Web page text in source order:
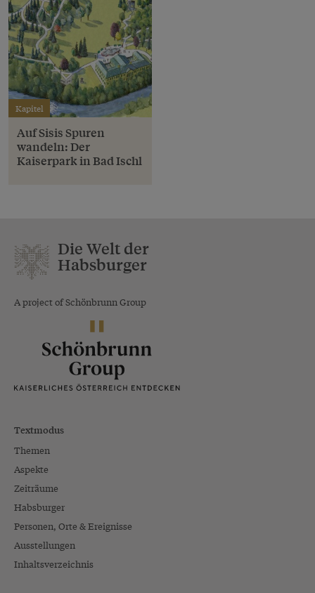
Kapitel
Auf Sisis Spuren
wandeln: Der
Kaiserpark in Bad Ischl
Die Welt der
Habsburger
A project of Schönbrunn Group
Textmodus
Themen
Aspekte
Zeiträume
Habsburger
Personen, Orte & Ereignisse
Ausstellungen
Inhaltsverzeichnis